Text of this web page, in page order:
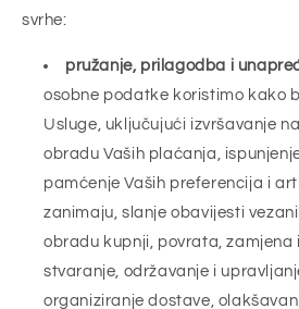
svrhe:
pružanje, prilagodba i
osobne podatke koristimo kako
Usluge, uključujući izvršavanje
obradu Vaših plaćanja,
pamćenje Vaših preferencija i
zanimaju, slanje obavijesti
obradu kupnji, povrata, zamjena
stvaranje, održavanje i
organiziranje dostave,